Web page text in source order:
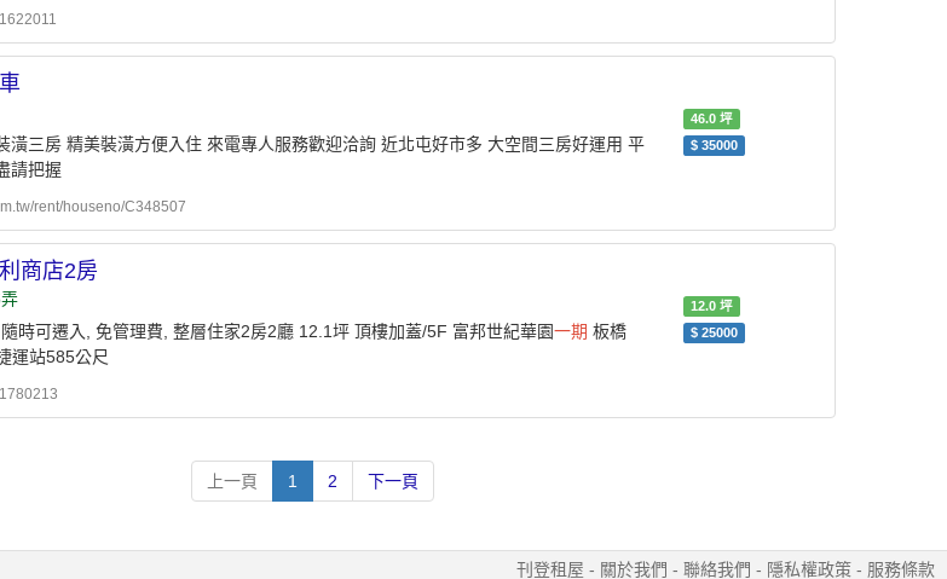
46.0坪
$ 35000
潢三房 精美裝潢方便入住 來電專人服務歡迎洽詢 近北屯好市多 大空間三房好運用 平
請把握
rent/houseno/C348507
商店2房
12.0坪
$ 25000
時可遷入, 免管理費, 整層住家2房2廳 12.1坪 頂樓加蓋/5F 富邦世紀華園一期 板橋
運站585公尺
上一頁 1 2 下一頁
刊登租屋 - 關於我們 - 聯絡我們 - 隱私權政策 - 服務條款